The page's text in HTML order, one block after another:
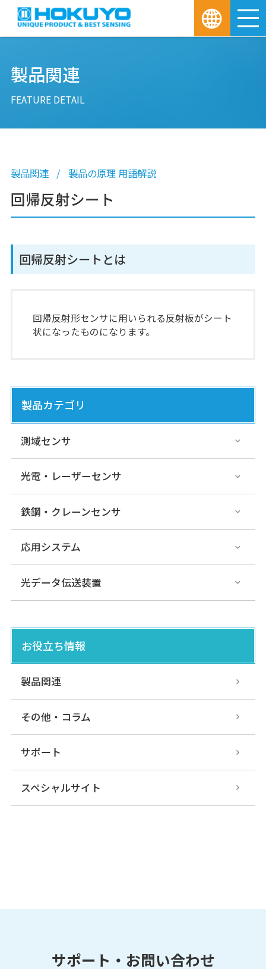
製品関連
FEATURE DETAIL
製品関連 製品の原理 用語解説
回帰反射シート
回帰反射シートとは
回帰反射形センサに用いられる反射板がシート
状になったものになります。
製品カテゴリ
測域センサ
光電・レーザーセンサ
鉄鋼・クレーンセンサ
応用システム
光データ伝送装置
お役立ち情報
製品関連
その他・コラム
サポート
スペシャルサイト
サポート・お問い合わせ